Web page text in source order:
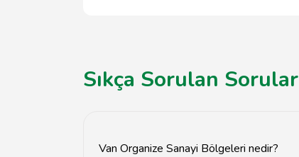
Sıkça Sorulan Sorular
Van Organize Sanayi Bölgeleri nedir?